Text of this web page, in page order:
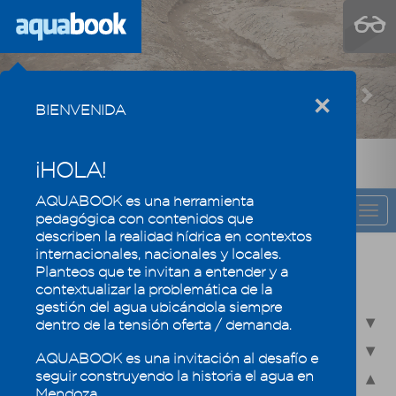
Previous
CAPÍTULO
Recursos hídricos de Mendoza en su
contexto regional
2.1 - Recursos hídricos superficiales
2.2 - Recursos hídricos subterráneos
2.3 - Humedales, un ecosistema especial
×
BIENVENIDA
¡HOLA!
AQUABOOK es una herramienta
pedagógica con contenidos que
describen la realidad hídrica en contextos
internacionales, nacionales y locales.
Planteos que te invitan a entender y a
contextualizar la problemática de la
gestión del agua ubicándola siempre
dentro de la tensión oferta / demanda.
AQUABOOK es una invitación al desafío e
seguir construyendo la historia el agua en